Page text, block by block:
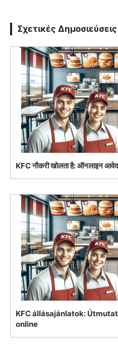
Σχετικές Δημοσιεύσεις
KFC नौकरी खोलता है: ऑनलाइन
KFC állásajánlatok:
online